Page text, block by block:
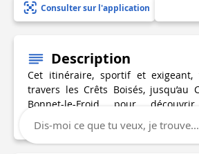
Consulter sur l'application
Description
Cet itinéraire, sportif et exigeant,
travers les Crêts Boisés, jusqu’au
Bonnet-le-Froid pour
panorama sur la Vallée de la
Dis-moi ce que tu veux, je trouve...